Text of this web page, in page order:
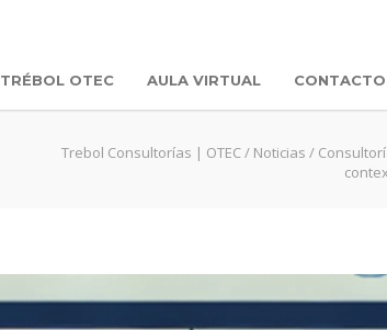
TRÉBOL OTEC AULA VIRTUAL CONTACTO
Trebol Consultorías | OTEC/ Noticias /